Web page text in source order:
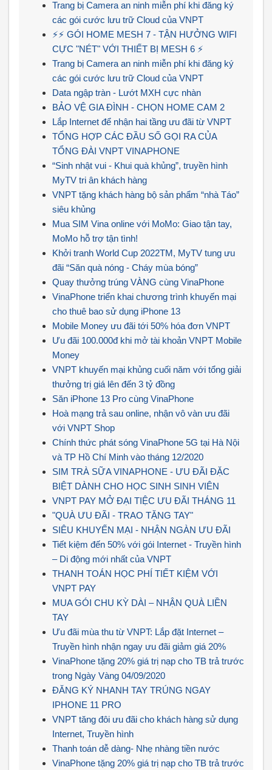
Trang bị Camera an ninh miễn phí khi đăng ký
các gói cước lưu trữ Cloud của VNPT
⚡⚡ GÓI HOME MESH 7 - TẬN HƯỞNG WIFI
CỰC "NÉT" VỚI THIẾT BỊ MESH 6 ⚡
Trang bị Camera an ninh miễn phí khi đăng ký
các gói cước lưu trữ Cloud của VNPT
Data ngập tràn - Lướt MXH cực nhàn
BẢO VỆ GIA ĐÌNH - CHỌN HOME CAM 2
Lắp Internet để nhận hai tầng ưu đãi từ VNPT
TỔNG HỢP CÁC ĐẦU SỐ GỌI RA CỦA
TỔNG ĐÀI VNPT VINAPHONE
“Sinh nhật vui - Khui quà khủng”, truyền hình
MyTV tri ân khách hàng
VNPT tặng khách hàng bộ sản phẩm “nhà Táo”
siêu khủng
Mua SIM Vina online với MoMo: Giao tận tay,
MoMo hỗ trợ tận tình!
Khởi tranh World Cup 2022TM, MyTV tung ưu
đãi “Săn quà nóng - Cháy mùa bóng”
Quay thưởng trúng VÀNG cùng VinaPhone
VinaPhone triển khai chương trình khuyến mại
cho thuê bao sử dụng iPhone 13
Mobile Money ưu đãi tới 50% hóa đơn VNPT
Ưu đãi 100.000đ khi mở tài khoản VNPT Mobile
Money
VNPT khuyến mại khủng cuối năm với tổng giải
thưởng trị giá lên đến 3 tỷ đồng
Săn iPhone 13 Pro cùng VinaPhone
Hoà mạng trả sau online, nhận vô vàn ưu đãi
với VNPT Shop
Chính thức phát sóng VinaPhone 5G tại Hà Nội
và TP Hồ Chí Minh vào tháng 12/2020
SIM TRÀ SỮA VINAPHONE - ƯU ĐÃI ĐẶC
BIỆT DÀNH CHO HỌC SINH SINH VIÊN
VNPT PAY MỞ ĐẠI TIỆC ƯU ĐÃI THÁNG 11
"QUÀ ƯU ĐÃI - TRAO TẶNG TAY"
SIÊU KHUYẾN MẠI - NHẬN NGÀN ƯU ĐÃI
Tiết kiệm đến 50% với gói Internet - Truyền hình
– Di động mới nhất của VNPT
THANH TOÁN HỌC PHÍ TIẾT KIỆM VỚI
VNPT PAY
MUA GÓI CHU KỲ DÀI – NHẬN QUÀ LIỀN
TAY
Ưu đãi mùa thu từ VNPT: Lắp đặt Internet –
Truyền hình nhận ngay ưu đãi giảm giá 20%
VinaPhone tặng 20% giá trị nạp cho TB trả trước
trong Ngày Vàng 04/09/2020
ĐĂNG KÝ NHANH TAY TRÚNG NGAY
IPHONE 11 PRO
VNPT tăng đôi ưu đãi cho khách hàng sử dụng
Internet, Truyền hình
Thanh toán dễ dàng- Nhẹ nhàng tiền nước
VinaPhone tặng 20% giá trị nạp cho TB trả trước